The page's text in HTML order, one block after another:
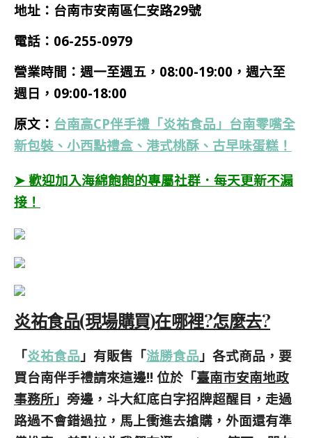
地址：台南市安南區仁安路29號
電話：06-255-0979
營業時間：週一至週五，08:00-19:00，週六至
週日，09:00-18:00
原文： 台南高CP伴手禮「炎祐食品」台南零嘴全
新包裝、小西點禮盒、港式桃酥、古早味蛋糕！
➤ 歡迎加入海綿飽飽的專屬社群．每天更新不漏
接！
炎祐食品(現場購買)在哪裡?怎麼去?
「炎祐食品 」有販售「溢勝食品 」各式商品，要
買台南伴手禮請來這邊!! 位於「臺南市安南地政
事務所 」旁邊，斗大紅底白字招牌超醒目，走過
路過不會錯過拉，馬上衝進去搶購，外面還有準